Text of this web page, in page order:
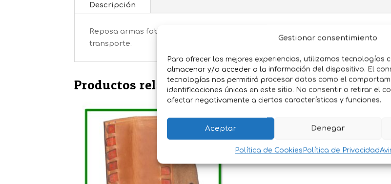
Gestionar consentimiento
Para ofrecer las mejores experiencias, utilizamos tecnologías
almacenar y/o acceder a la información del dispositivo. El
tecnologías nos permitirá procesar datos como el
identificaciones únicas en este sitio. No consentir o retirar el
afectar negativamente a ciertas características y funciones.
Aceptar Denegar
Política de Cookies Política de Privacidad
Descripción
Reposa armas fabricado en tubos de hierro lacado, apoyo del arma protegido
transporte.
Productos relacionados